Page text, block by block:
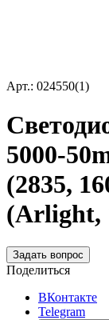
Арт.: 024550(1)
5000-
(2835,
(Arlight,
Задать вопрос
Поделиться
ВКонтакте
Telegram